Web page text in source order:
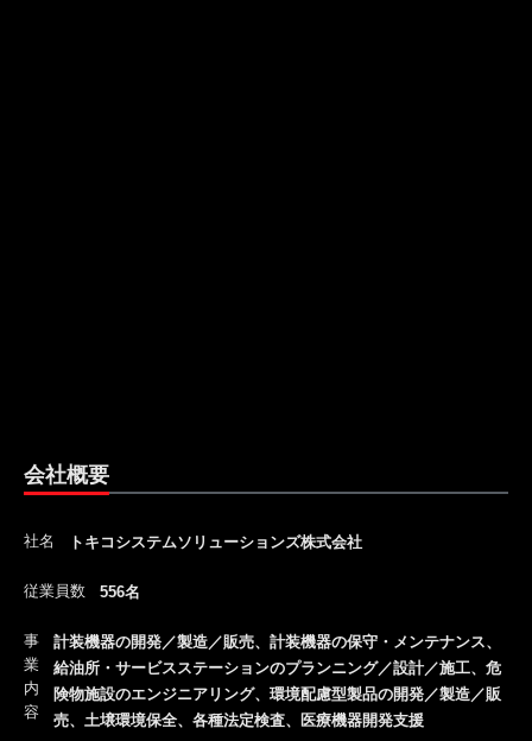
会社概要
社名 トキコシステムソリューションズ株式会社
従業員数 556名
事
業
内
容
計装機器の開発／製造／販売、計装機器の保守・メンテナンス、
給油所・サービスステーションのプランニング／設計／施工、危
険物施設のエンジニアリング、環境配慮型製品の開発／製造／販
売、土壌環境保全、各種法定検査、医療機器開発支援